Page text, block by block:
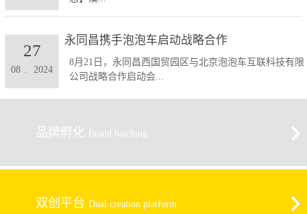
永同昌携手泡泡车启动战略合作
8月21日，永同昌西国贸园区与北京泡泡车互联科技有限
公司战略合作启动会...
08 . 2024
27
品牌孵化 Brand hatching
双创平台 Dual creation platform